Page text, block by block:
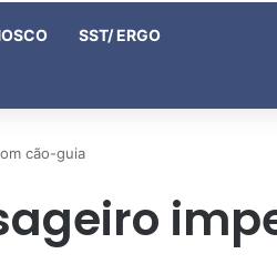
SST/ ERGO
cão-guia